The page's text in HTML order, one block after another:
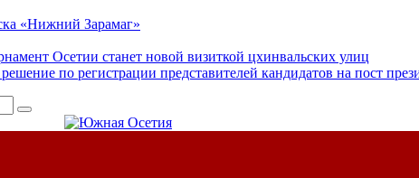
«Нижний Зарамаг»
Осетии станет новой визиткой цхинвальских улиц
по регистрации представителей кандидатов на пост